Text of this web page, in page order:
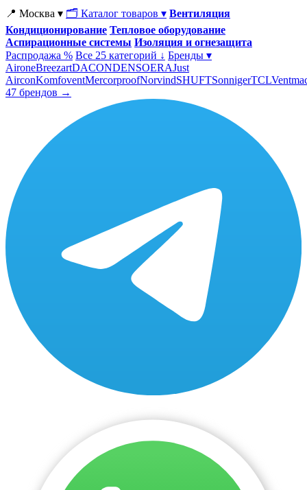
📍 Москва ▾ 🗂 Каталог товаров ▾ Вентиляция
Кондиционирование Тепловое оборудование
Аспирационные системы Изоляция и огнезащита
Распродажа % Все 25 категорий ↓ Бренды ▾
AironeBreezartDACONDENSOERAJust
AirconKomfoventMercorproofNorvindSHUFTSonnigerTCL
47 брендов →